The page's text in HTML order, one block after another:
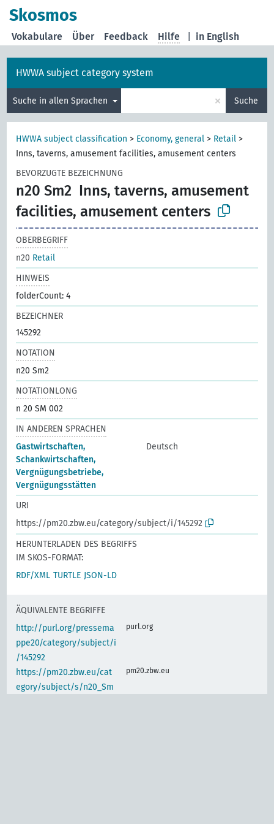
Skosmos
in English
Vokabulare Über Feedback Hilfe
HWWA subject category system
Suche in allen Sprachen × Suche
HWWA subject classification > Economy, general > Retail >
Inns, taverns, amusement facilities, amusement centers
BEVORZUGTE BEZEICHNUNG
n20 Sm2 Inns, taverns, amusement
facilities, amusement centers
OBERBEGRIFF
n20 Retail
HINWEIS
folderCount: 4
BEZEICHNER
145292
NOTATION
n20 Sm2
NOTATIONLONG
n 20 SM 002
IN ANDEREN SPRACHEN
Gastwirtschaften,
Schankwirtschaften,
Vergnügungsbetriebe,
Vergnügungsstätten
Deutsch
URI
https://pm20.zbw.eu/category/subject/i/145292
HERUNTERLADEN DES BEGRIFFS
IM SKOS-FORMAT:
RDF/XML TURTLE JSON-LD
ÄQUIVALENTE BEGRIFFE
http://purl.org/pressema
ppe20/category/subject/i
/145292
purl.org
https://pm20.zbw.eu/cat
egory/subject/s/n20_Sm
pm20.zbw.eu